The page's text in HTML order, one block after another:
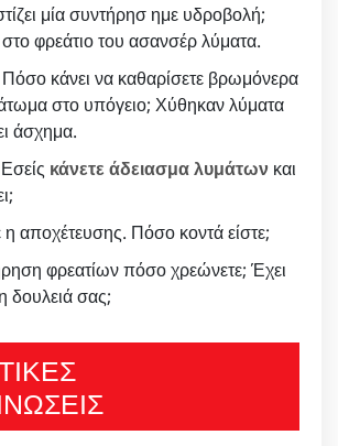
μία συντήρησ ημε υδροβολή;
φρεάτιο του ασανσέρ λύματα.
Πόσο κάνει να καθαρίσετε βρωμόνερα
στο υπόγειο; Χύθηκαν λύματα
άσχημα.
κάνετε άδειασμα λυμάτων και
αποχέτευσης. Πόσο κοντά είστε;
φρεατίων πόσο χρεώνετε; Έχει
δουλειά σας;